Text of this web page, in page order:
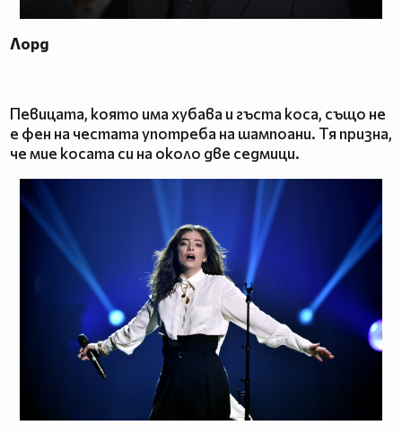
Лорд
Певицата, която има хубава и гъста коса, също не
е фен на честата употреба на шампоани. Тя призна,
че мие косата си на около две седмици.